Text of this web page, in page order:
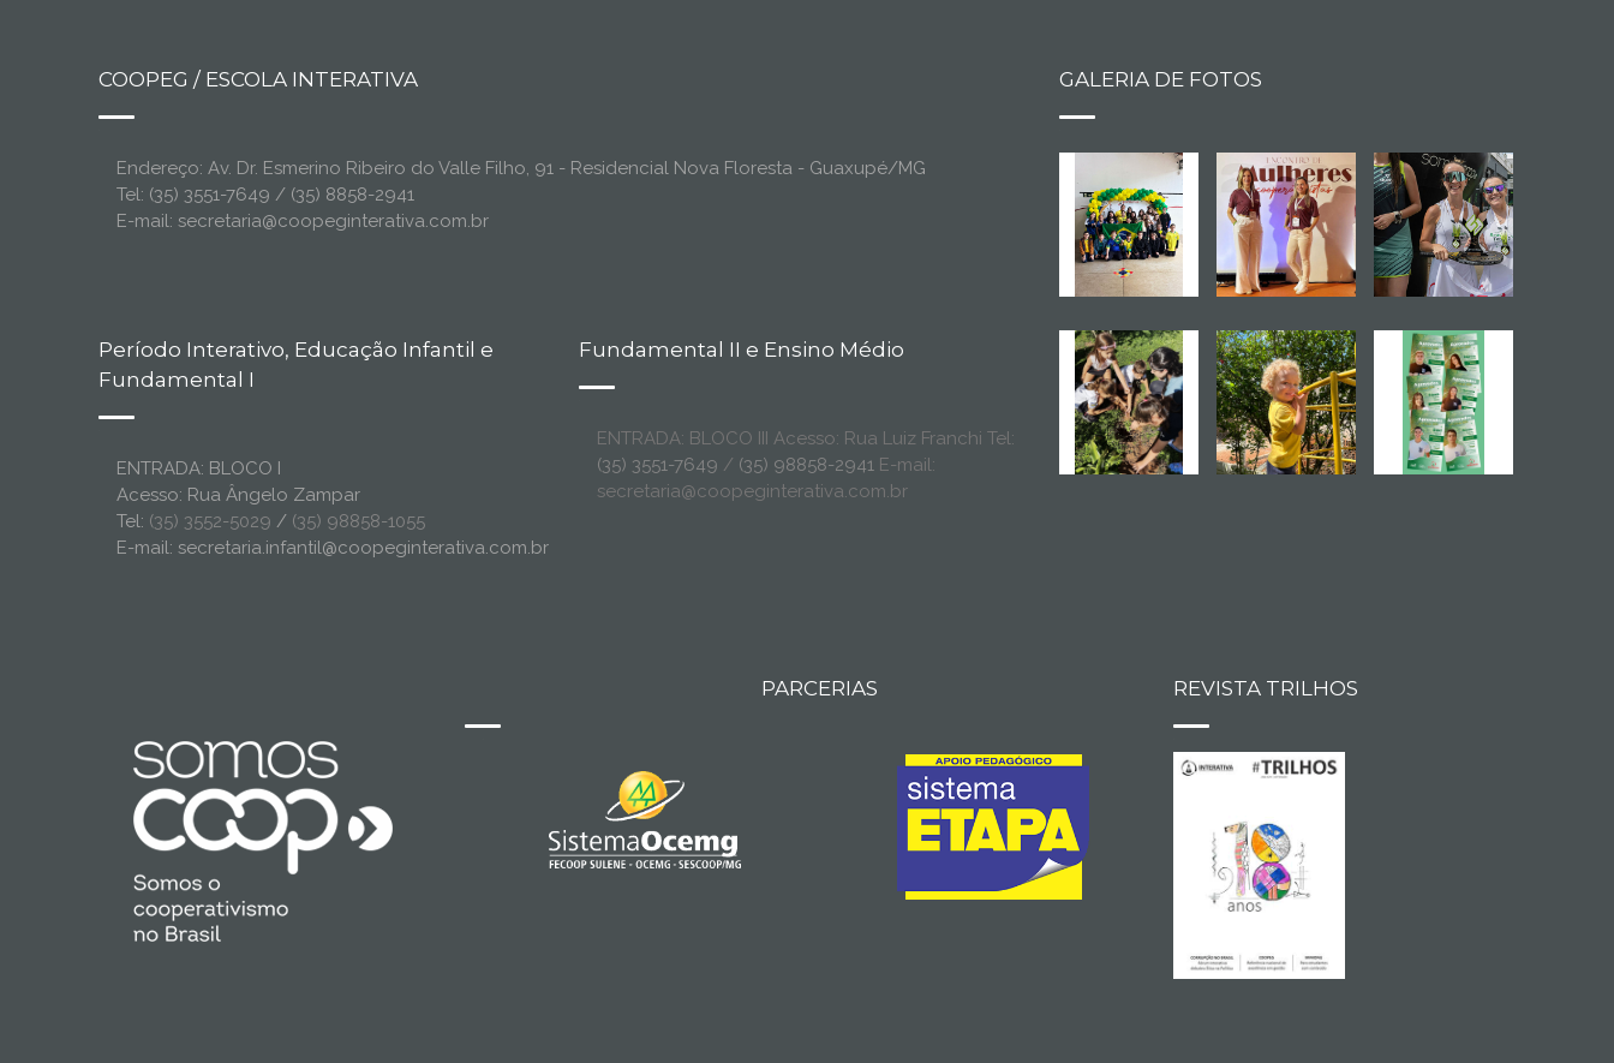
COOPEG / ESCOLA INTERATIVA
Endereço: Av. Dr. Esmerino Ribeiro do Valle Filho, 91 - Residencial Nova Floresta - Guaxupé/MG
Tel: (35) 3551-7649 / (35) 8858-2941
E-mail: secretaria@coopeginterativa.com.br
Período Interativo, Educação Infantil e
Fundamental I
ENTRADA: BLOCO I
Acesso: Rua Ângelo Zampar
Tel: (35) 3552-5029 / (35) 98858-1055
E-mail: secretaria.infantil@coopeginterativa.com.br
Fundamental II e Ensino Médio
ENTRADA: BLOCO III Acesso: Rua Luiz Franchi Tel:
(35) 3551-7649 / (35) 98858-2941 E-mail:
secretaria@coopeginterativa.com.br
GALERIA DE FOTOS
PARCERIAS REVISTA TRILHOS